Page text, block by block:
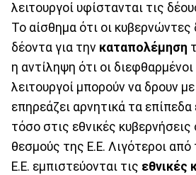
λειτουργοί υφίστανται τις
Το αίσθημα ότι οι
δέοντα για την καταπολέμηση
η αντίληψη ότι οι
λειτουργοί μπορούν να δρουν
επηρεάζει αρνητικά τα
τόσο στις εθνικές
θεσμούς της Ε.Ε. Λιγότεροι
Ε.Ε. εμπιστεύονται τις εθνικές